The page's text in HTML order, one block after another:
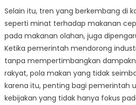
Selain itu, tren yang berkembang di
seperti minat terhadap makanan
pada makanan olahan, juga
Ketika pemerintah mendorong
tanpa mempertimbangkan
rakyat, pola makan yang tidak
karena itu, penting bagi pemerintah
kebijakan yang tidak hanya fokus